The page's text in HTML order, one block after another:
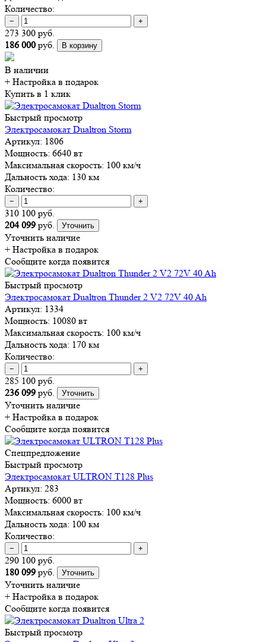
Количество:
− +
273 300 руб.
186 000 руб. В корзину
В наличии
+ Настройка в подарок
Купить в 1 клик
Быстрый просмотр
Электросамокат Dualtron Storm
Артикул: 1806
Мощность: 6640 вт
Максимальная скорость: 100 км/ч
Дальность хода: 130 км
Количество:
− +
310 100 руб.
204 099 руб. Уточнить
Уточнить наличие
+ Настройка в подарок
Сообщите когда появится
Быстрый просмотр
Электросамокат Dualtron Thunder 2 V2 72V 40 Ah
Артикул: 1334
Мощность: 10080 вт
Максимальная скорость: 100 км/ч
Дальность хода: 170 км
Количество:
− +
285 100 руб.
236 099 руб. Уточнить
Уточнить наличие
+ Настройка в подарок
Сообщите когда появится
Спецпредложение
Быстрый просмотр
Электросамокат ULTRON T128 Plus
Артикул: 283
Мощность: 6000 вт
Максимальная скорость: 100 км/ч
Дальность хода: 100 км
Количество:
− +
290 100 руб.
180 099 руб. Уточнить
Уточнить наличие
+ Настройка в подарок
Сообщите когда появится
Быстрый просмотр